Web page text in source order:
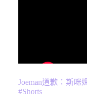
Joeman道歉：斯咪
#Shorts